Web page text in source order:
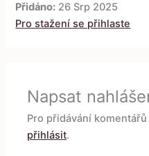
Přidáno: 26 Srp 2025
Pro stažení se přihlaste
Napsat
Pro přidávání
přihlásit.